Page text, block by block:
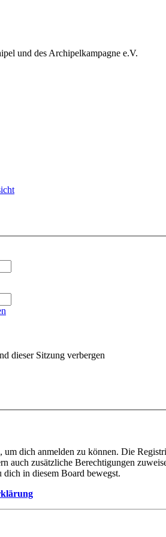
und des Archipelkampagne e.V.
dieser Sitzung verbergen
um dich anmelden zu können. Die
auch zusätzliche Berechtigungen
in diesem Board bewegst.